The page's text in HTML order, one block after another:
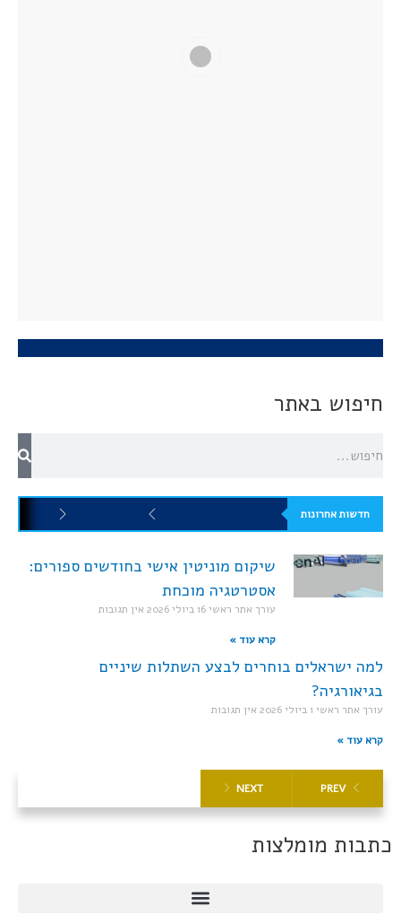
חיפוש באתר
חדשות אחרונות
שיקום מוניטין אישי בחודשים ספורים:
אסטרטגיה מוכחת
עורך אתר ראשי16 ביולי 2026 אין תגובות
קרא עוד »
למה ישראלים בוחרים לבצע השתלות שיניים
בגיאורגיה?
עורך אתר ראשי 1 ביולי 2026 אין תגובות
קרא עוד »
PREV
NEXT
כתבות מומלצות